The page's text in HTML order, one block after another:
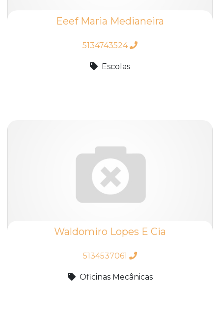
Eeef Maria Medianeira
5134743524
Escolas
Waldomiro Lopes E Cia
5134537061
Oficinas Mecânicas